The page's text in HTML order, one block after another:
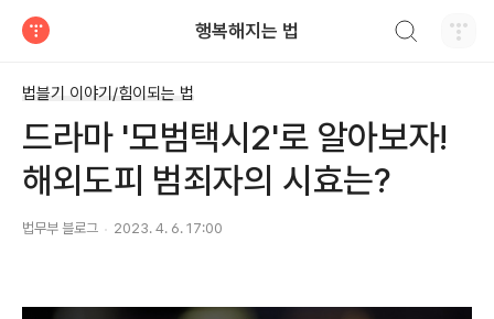
행복해지는 법
법블기 이야기/힘이되는 법
드라마 '모범택시2'로 알아보자!
해외도피 범죄자의 시효는?
법무부 블로그 2023. 4. 6. 17:00